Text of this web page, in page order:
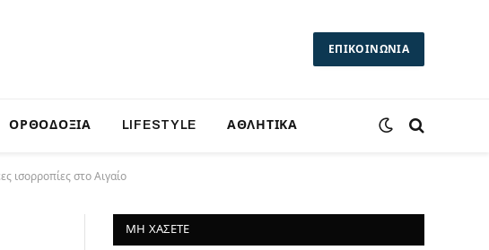
ΕΠΙΚΟΙΝΩΝΙΑ
ΟΡΘΟΔΟΞΙΑ LIFESTYLE ΑΘΛΗΤΙΚΑ
ισορροπίες στο Αιγαίο
ΜΗ ΧΆΣΕΤΕ